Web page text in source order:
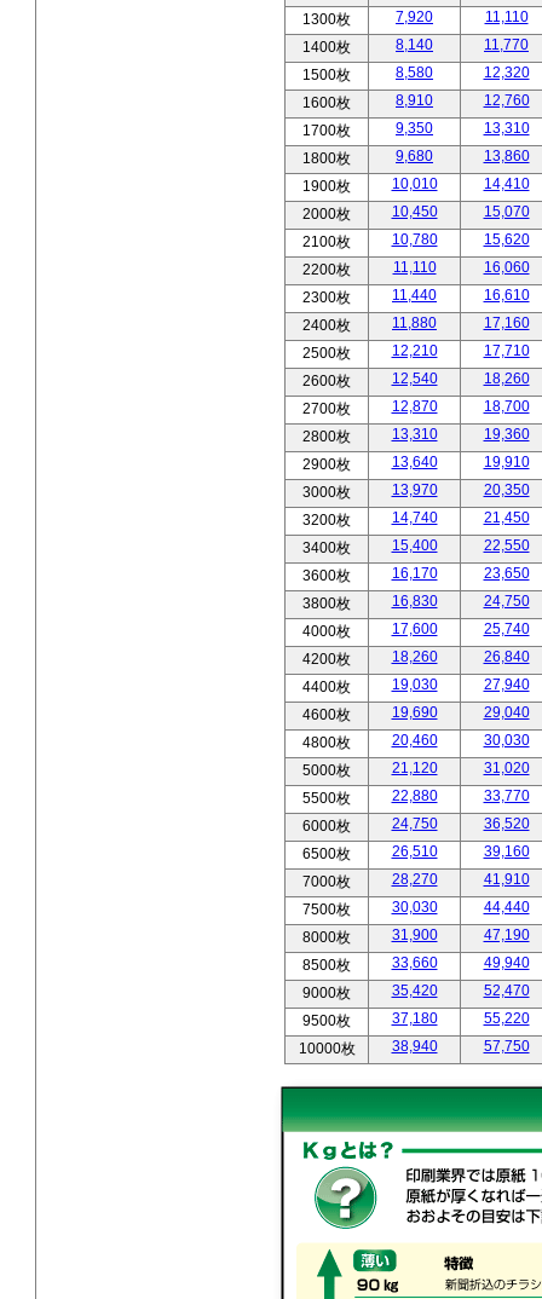
1300枚 7,920
11,110
1400枚
8,140
11,770
1500枚
8,580
12,320
1600枚
8,910
12,760
1700枚
9,350
13,310
1800枚
9,680
13,860
1900枚
10,010
14,410
2000枚
10,450
15,070
2100枚
10,780
15,620
2200枚
11,110
16,060
2300枚
11,440
16,610
2400枚
11,880
17,160
2500枚
12,210
17,710
2600枚
12,540
18,260
2700枚
12,870
18,700
2800枚
13,310
19,360
2900枚
13,640
19,910
3000枚
13,970
20,350
3200枚
14,740
21,450
3400枚
15,400
22,550
3600枚
16,170
23,650
3800枚
16,830
24,750
4000枚
17,600
25,740
4200枚
18,260
26,840
4400枚
19,030
27,940
4600枚
19,690
29,040
4800枚
20,460
30,030
5000枚
21,120
31,020
5500枚
22,880
33,770
6000枚
24,750
36,520
6500枚
26,510
39,160
7000枚
28,270
41,910
7500枚
30,030
44,440
8000枚
31,900
47,190
8500枚
33,660
49,940
9000枚
35,420
52,470
9500枚
37,180
55,220
10000枚
38,940 57,750